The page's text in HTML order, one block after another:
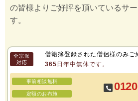
の皆様よりご好評を頂いているサ
す。
全宗派
対応
僧籍簿登録された僧侶様のみご
365日年中無休です。
事前相談無料
定額のお布施